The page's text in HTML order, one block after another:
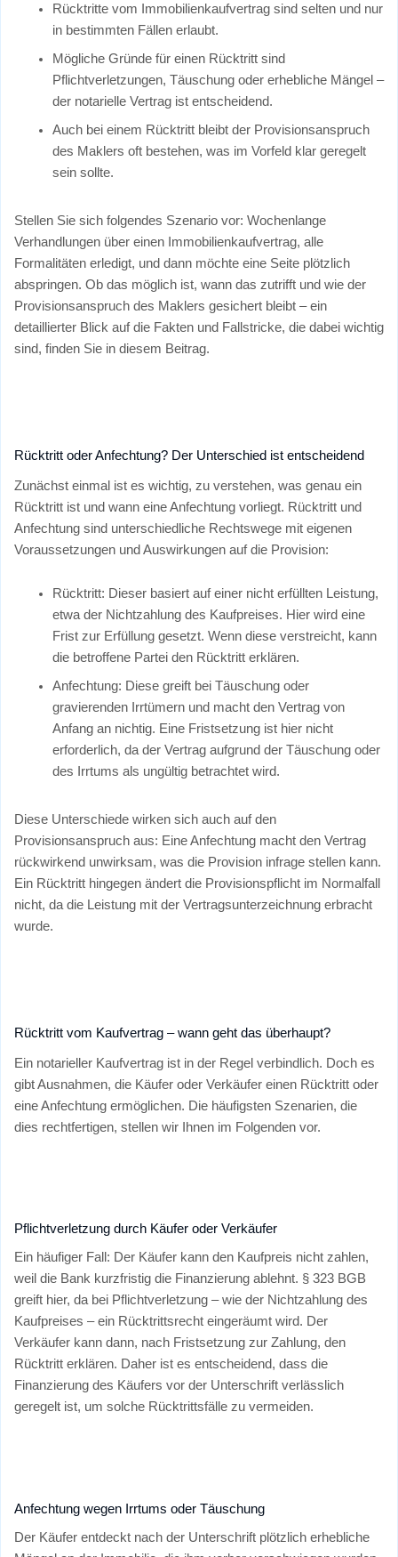
Rücktritte vom Immobilienkaufvertrag sind selten und nur
in bestimmten Fällen erlaubt.
Mögliche Gründe für einen Rücktritt sind
Pflichtverletzungen, Täuschung oder erhebliche Mängel –
der notarielle Vertrag ist entscheidend.
Auch bei einem Rücktritt bleibt der Provisionsanspruch
des Maklers oft bestehen, was im Vorfeld klar geregelt
sein sollte.
Stellen Sie sich folgendes Szenario vor: Wochenlange
Verhandlungen über einen Immobilienkaufvertrag, alle
Formalitäten erledigt, und dann möchte eine Seite plötzlich
abspringen. Ob das möglich ist, wann das zutrifft und wie der
Provisionsanspruch des Maklers gesichert bleibt – ein
detaillierter Blick auf die Fakten und Fallstricke, die dabei wichtig
sind, finden Sie in diesem Beitrag.
Rücktritt oder Anfechtung? Der Unterschied ist entscheidend
Zunächst einmal ist es wichtig, zu verstehen, was genau ein
Rücktritt ist und wann eine Anfechtung vorliegt. Rücktritt und
Anfechtung sind unterschiedliche Rechtswege mit eigenen
Voraussetzungen und Auswirkungen auf die Provision:
Rücktritt: Dieser basiert auf einer nicht erfüllten Leistung,
etwa der Nichtzahlung des Kaufpreises. Hier wird eine
Frist zur Erfüllung gesetzt. Wenn diese verstreicht, kann
die betroffene Partei den Rücktritt erklären.
Anfechtung: Diese greift bei Täuschung oder
gravierenden Irrtümern und macht den Vertrag von
Anfang an nichtig. Eine Fristsetzung ist hier nicht
erforderlich, da der Vertrag aufgrund der Täuschung oder
des Irrtums als ungültig betrachtet wird.
Diese Unterschiede wirken sich auch auf den
Provisionsanspruch aus: Eine Anfechtung macht den Vertrag
rückwirkend unwirksam, was die Provision infrage stellen kann.
Ein Rücktritt hingegen ändert die Provisionspflicht im Normalfall
nicht, da die Leistung mit der Vertragsunterzeichnung erbracht
wurde.
Rücktritt vom Kaufvertrag – wann geht das überhaupt?
Ein notarieller Kaufvertrag ist in der Regel verbindlich. Doch es
gibt Ausnahmen, die Käufer oder Verkäufer einen Rücktritt oder
eine Anfechtung ermöglichen. Die häufigsten Szenarien, die
dies rechtfertigen, stellen wir Ihnen im Folgenden vor.
Pflichtverletzung durch Käufer oder Verkäufer
Ein häufiger Fall: Der Käufer kann den Kaufpreis nicht zahlen,
weil die Bank kurzfristig die Finanzierung ablehnt. § 323 BGB
greift hier, da bei Pflichtverletzung – wie der Nichtzahlung des
Kaufpreises – ein Rücktrittsrecht eingeräumt wird. Der
Verkäufer kann dann, nach Fristsetzung zur Zahlung, den
Rücktritt erklären. Daher ist es entscheidend, dass die
Finanzierung des Käufers vor der Unterschrift verlässlich
geregelt ist, um solche Rücktrittsfälle zu vermeiden.
Anfechtung wegen Irrtums oder Täuschung
Der Käufer entdeckt nach der Unterschrift plötzlich erhebliche